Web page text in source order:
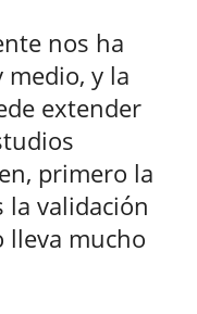
nos ha
y la
extender
primero la
la validación
lleva mucho